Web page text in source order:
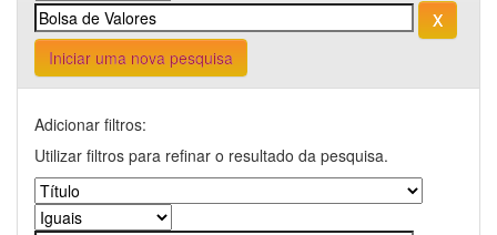
Iniciar uma nova pesquisa
Adicionar filtros:
Utilizar filtros para refinar o resultado da pesquisa.